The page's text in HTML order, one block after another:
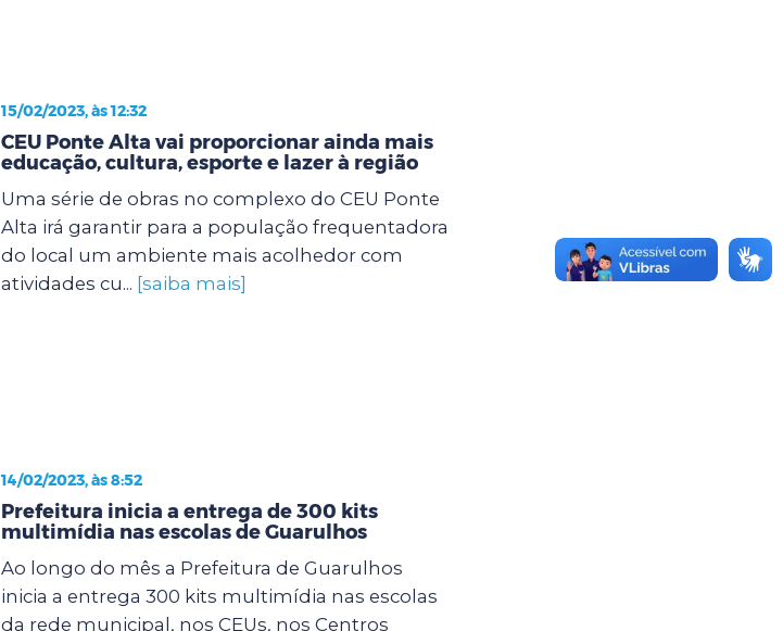
15/02/2023, às 12:32
CEU Ponte Alta vai proporcionar ainda mais
educação, cultura, esporte e lazer à região
Uma série de obras no complexo do CEU Ponte
Alta irá garantir para a população frequentadora
do local um ambiente mais acolhedor com
atividades cu... [saiba mais]
14/02/2023, às 8:52
Prefeitura inicia a entrega de 300 kits
multimídia nas escolas de Guarulhos
Ao longo do mês a Prefeitura de Guarulhos
inicia a entrega 300 kits multimídia nas escolas
da rede municipal, nos CEUs, nos Centros